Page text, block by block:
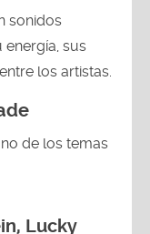
sonidos
sus
los artistas.
de los temas
Lucky